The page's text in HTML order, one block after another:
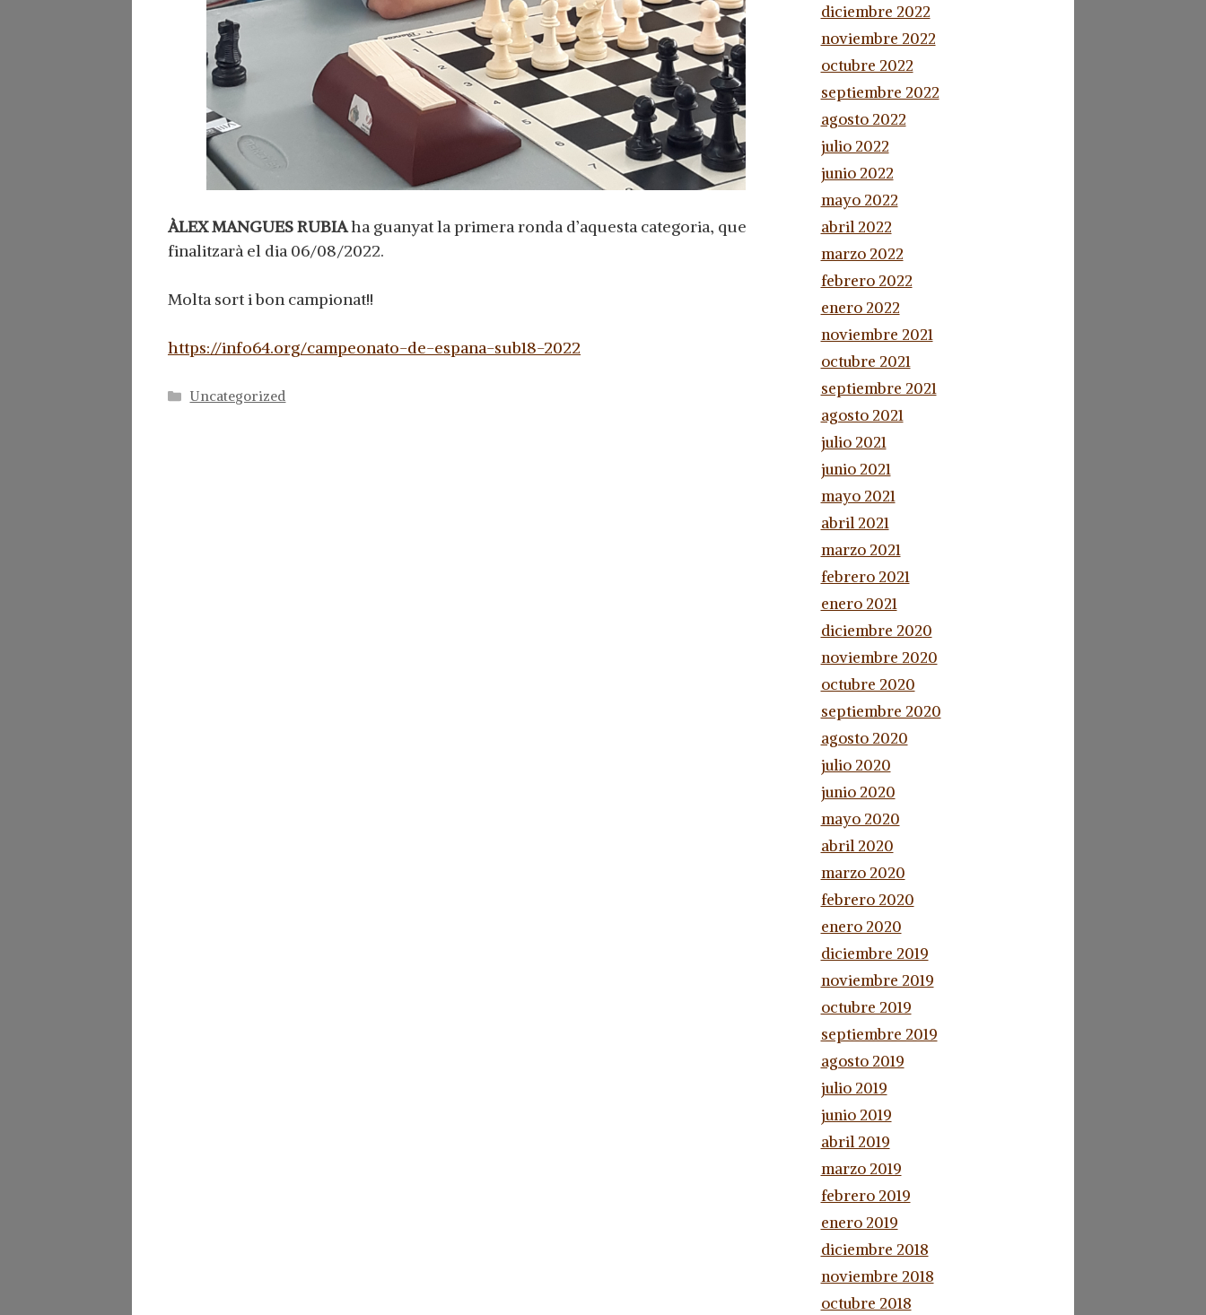
ÀLEX MANGUES RUBIAha guanyat la primera ronda d’aquesta categoria, que
finalitzarà el dia 06/08/2022.
Molta sort i bon campionat!!
https://info64.org/campeonato-de-espana-sub18-2022
Categorías
Uncategorized
diciembre 2022
noviembre 2022
octubre 2022
septiembre 2022
agosto 2022
julio 2022
junio 2022
mayo 2022
abril 2022
marzo 2022
febrero 2022
enero 2022
noviembre 2021
octubre 2021
septiembre 2021
agosto 2021
julio 2021
junio 2021
mayo 2021
abril 2021
marzo 2021
febrero 2021
enero 2021
diciembre 2020
noviembre 2020
octubre 2020
septiembre 2020
agosto 2020
julio 2020
junio 2020
mayo 2020
abril 2020
marzo 2020
febrero 2020
enero 2020
diciembre 2019
noviembre 2019
octubre 2019
septiembre 2019
agosto 2019
julio 2019
junio 2019
abril 2019
marzo 2019
febrero 2019
enero 2019
diciembre 2018
noviembre 2018
octubre 2018